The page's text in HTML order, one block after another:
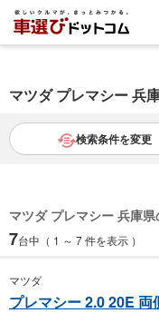
マツダ プレマシー 兵
検索条件を変更
マツダ プレマシー 兵庫
7台中（ 1 ～ 7 件を表示 ）
マツダ
プレマシー 2.0 20E